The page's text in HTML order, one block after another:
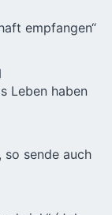
empfangen“
Leben haben
so sende auch